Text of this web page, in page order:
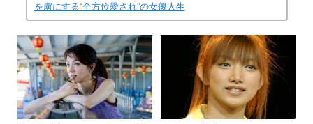
を虜にする“全方位愛され”の女優人生